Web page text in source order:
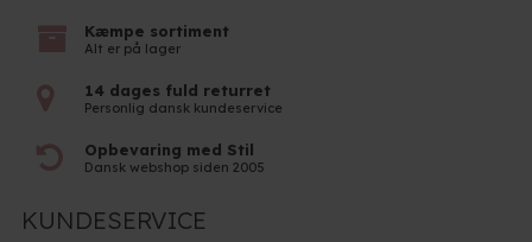
Kæmpe sortiment
Alt er på lager
14 dages fuld returret
Personlig dansk kundeservice
Opbevaring med Stil
Dansk webshop siden 2005
KUNDESERVICE